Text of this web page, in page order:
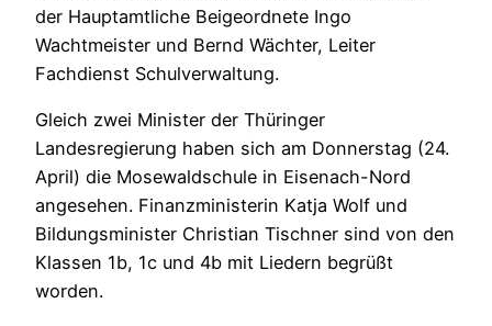
der Hauptamtliche Beigeordnete Ingo
Wachtmeister und Bernd Wächter, Leiter
Fachdienst Schulverwaltung.
Gleich zwei Minister der Thüringer
Landesregierung haben sich am Donnerstag (24.
April) die Mosewaldschule in Eisenach-Nord
angesehen. Finanzministerin Katja Wolf und
Bildungsminister Christian Tischner sind von den
Klassen 1b, 1c und 4b mit Liedern begrüßt
worden.